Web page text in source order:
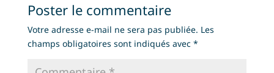
Poster le commentaire
Votre adresse e-mail ne sera pas publiée. Les
champs obligatoires sont indiqués avec *